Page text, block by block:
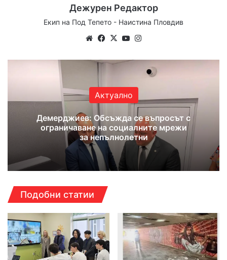
Дежурен Редактор
Екип на Под Тепето - Наистина Пловдив
WebsiteFacebook
X YouTube
Актуално
Демерджиев: Обсъжда се въпросът с
ограничаване на социалните мрежи
за непълнолетни
Подобни статии